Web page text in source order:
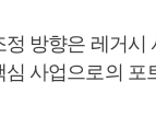
정 방향은 레거시
심 사업으로의 포